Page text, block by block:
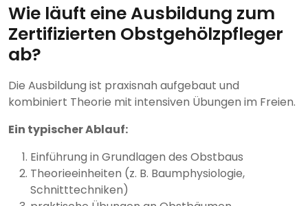
Wie läuft eine Ausbildung zum
Zertifizierten Obstgehölzpfleger
ab?
Die Ausbildung ist praxisnah aufgebaut und
kombiniert Theorie mit intensiven Übungen im Freien.
Ein typischer Ablauf:
Einführung in Grundlagen des Obstbaus
Theorieeinheiten (z. B. Baumphysiologie,
Schnitttechniken)